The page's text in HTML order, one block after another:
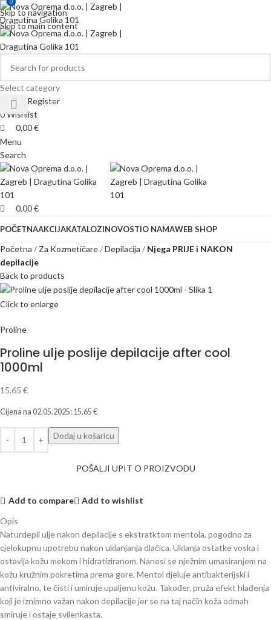
Skip to navigation
Skip to main content
Select category
Login / Register
0 Wishlist
0
0,00€
Menu
Search
0
0,00€
POČETNAAKCIJAKATALOZINOVOSTIO NAMAWEB SHOP
Početna Za Kozmetičare Depilacija
Njega PRIJE i NAKON
depilacije
Back to products
Click to enlarge
Proline
Proline ulje poslije depilacije after cool
1000ml
15,65 €
Cijena na 02.05.2025: 15,65 €
Dodaj u košaricu
POŠALJI UPIT O PROIZVODU
Add to compare
Add to wishlist
Opis
Naturdepil ulje nakon depilacije s ekstratktom mentola, pogodno za
cjelokupnu upotrebu nakon uklanjanja dlačica. Uklanja ostatke voska i
ostavlja kožu mekom i hidratiziranom. Nanosi se nježnim umasiranjem na
kožu kružnim pokretima prema gore. Mentol djeluje antibakterijski i
antiviralno, te čisti i umiruje upaljenu kožu. Također, pruža efekt hlađenja
koji je iznimno važan nakon depilacije jer se na taj način koža odmah
smiruje i ostaje svilenkasta.